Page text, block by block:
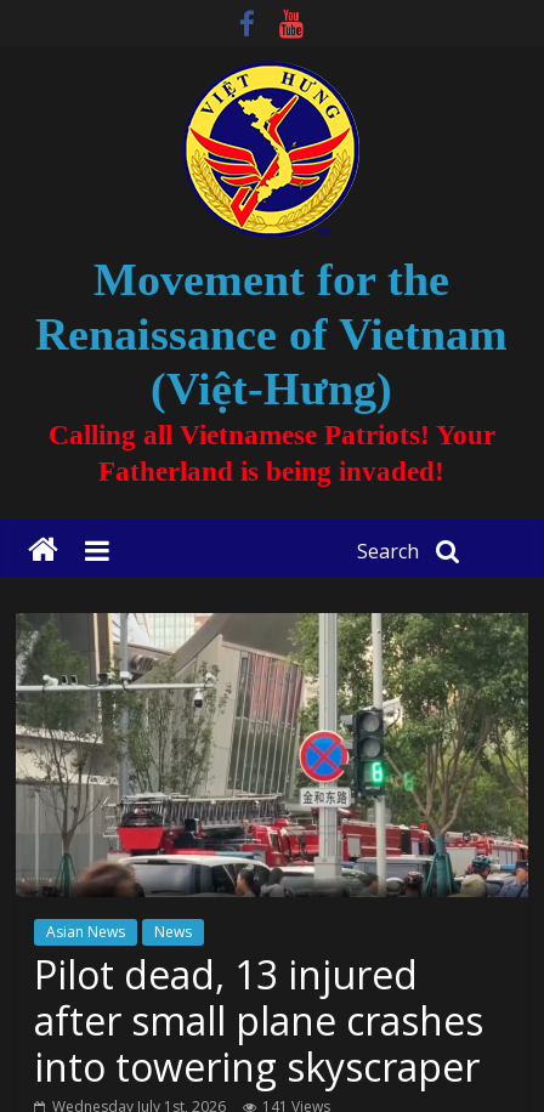
Movement for the
Renaissance of Vietnam
(Việt-Hưng)
Calling all Vietnamese Patriots! Your
Fatherland is being invaded!
Search
Asian News News
Pilot dead, 13 injured
after small plane crashes
into towering skyscraper
Wednesday July 1st, 2026 141 Views